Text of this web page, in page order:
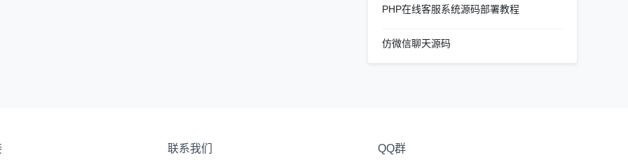
PHP在线客服系统源码部署教程
仿微信聊天源码
联系我们 QQ群